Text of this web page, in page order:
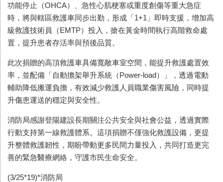
功能停止（OHCA）、急性心肌梗塞或重度創傷等重大急症
時，將與轄區救護車同步出勤，形成「1+1」即時支援，增加高
級救護技術員（EMTP）投入，搶在黃金時間執行高階救命處
置，提升患者存活率與預後品質。
此次捐贈的高頂救護車具備寬敞車室空間，能提升救護處置效
率，並配備「自動擔架舉升系統（Power-load）」，透過電動
輔助降低搬運負擔，有效減少救護人員職業傷害風險，同時提
升傷患運送的穩定與安全性。
消防局感謝登陽建設長期關注公共安全與社會公益，透過實際
行動支持第一線救護體系。這項捐贈不僅強化救護設備，更提
升整體救護韌性，期盼帶動更多民間力量投入，共同打造更完
善的緊急醫療網絡，守護市民生命安全。
(3/25*19)*消防局